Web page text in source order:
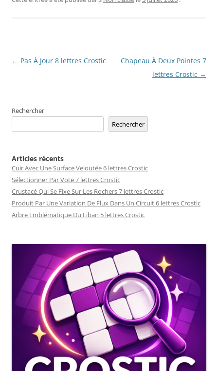
Navigation
← Pas À Jour 8 lettres Crostic
Chapeau À Deux Pointes 7
lettres Crostic →
Rechercher
Rechercher
Articles récents
Cuir Avec Une Surface Veloutée 6 lettres Crostic
Sélectionner Par Vote 7 lettres Crostic
Crustacé Qui Se Fixe Sur Les Rochers 7 lettres Crostic
Produit Par Une Variation De Flux Dans Un Circuit 6 lettres Crostic
Arbre Emblématique Du Liban 5 lettres Crostic